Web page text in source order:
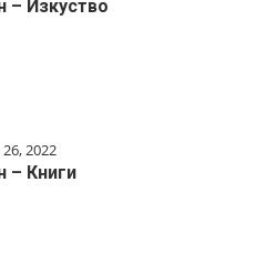
– Изкуство
2022
– Книги